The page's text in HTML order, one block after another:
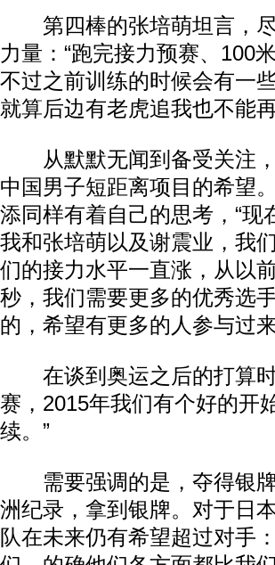
第四棒的张培萌坦言，尽
力量：“跑完接力预赛、100
不过之前训练的时候会有一
就算后边有老虎追我也不能
从默默无闻到备受关注，
中国男子短距离项目的希望
添同样有着自己的思考，“
我和张培萌以及谢震业，我
们的接力水平一直涨，从以
秒，我们需要更多的优秀选
的，希望有更多的人参与过
在谈到奥运之后的打算时
赛，2015年我们有个好的开
续。”
需要强调的是，夺得银牌
洲纪录，拿到银牌。对于日
队在未来仍有希望超过对手